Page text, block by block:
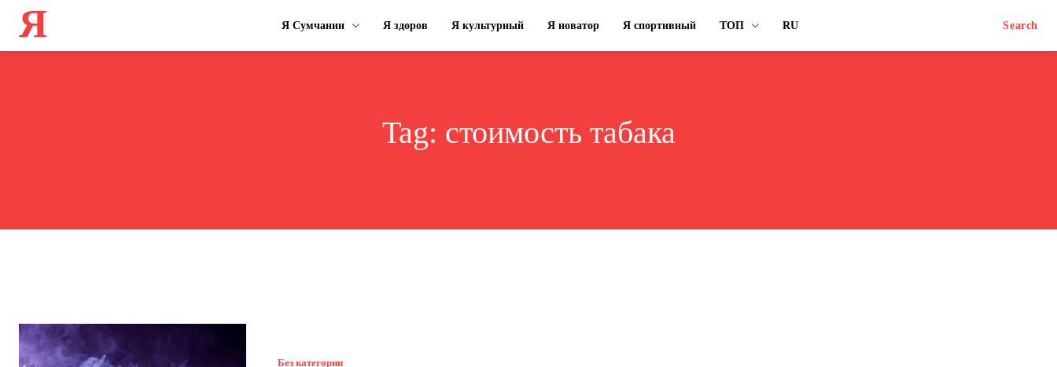
Я Я Сумчанин Я здоров Я культурный Я новатор Я спортивный ТОП RU Search
Tag: стоимость табака
Без категории